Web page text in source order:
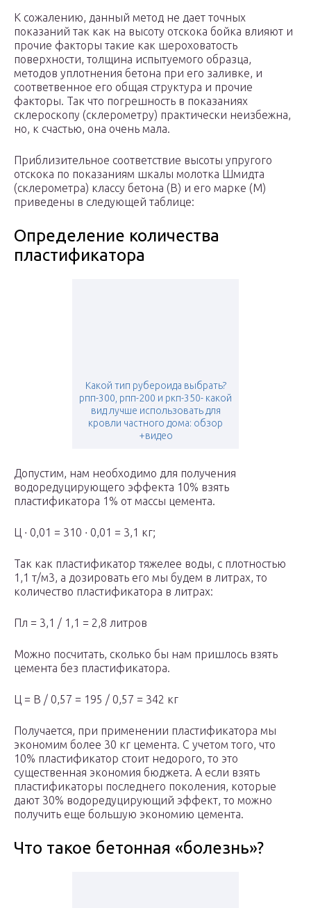
К сожалению, данный метод не дает точных
показаний так как на высоту отскока бойка влияют и
прочие факторы такие как шероховатость
поверхности, толщина испытуемого образца,
методов уплотнения бетона при его заливке, и
соответвенное его общая структура и прочие
факторы. Так что погрешность в показаниях
склероскопу (склерометру) практически неизбежна,
но, к счастью, она очень мала.
Приблизительное соответствие высоты упругого
отскока по показаниям шкалы молотка Шмидта
(склерометра) классу бетона (B) и его марке (M)
приведены в следующей таблице:
Определение количества
пластификатора
Какой тип рубероида выбрать?
рпп-300, рпп-200 и ркп-350- какой
вид лучше использовать для
кровли частного дома: обзор
+видео
Допустим, нам необходимо для получения
водоредуцирующего эффекта 10% взять
пластификатора 1% от массы цемента.
Ц ∙ 0,01 = 310 ∙ 0,01 = 3,1 кг;
Так как пластификатор тяжелее воды, с плотностью
1,1 т/м3, а дозировать его мы будем в литрах, то
количество пластификатора в литрах:
Пл = 3,1 / 1,1 = 2,8 литров
Можно посчитать, сколько бы нам пришлось взять
цемента без пластификатора.
Ц = В / 0,57 = 195 / 0,57 = 342 кг
Получается, при применении пластификатора мы
экономим более 30 кг цемента. С учетом того, что
10% пластификатор стоит недорого, то это
существенная экономия бюджета. А если взять
пластификаторы последнего поколения, которые
дают 30% водоредуцирующий эффект, то можно
получить еще большую экономию цемента.
Что такое бетонная «болезнь»?